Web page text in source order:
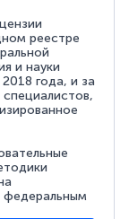
реестре
и науки
года, и за
федеральным